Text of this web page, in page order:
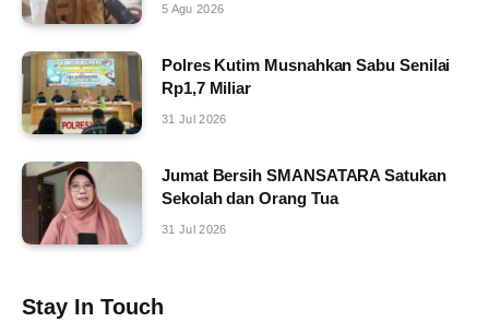
5 Agu 2026
Polres Kutim Musnahkan Sabu Senilai
Rp1,7 Miliar
31 Jul 2026
Jumat Bersih SMANSATARA Satukan
Sekolah dan Orang Tua
31 Jul 2026
Stay In Touch